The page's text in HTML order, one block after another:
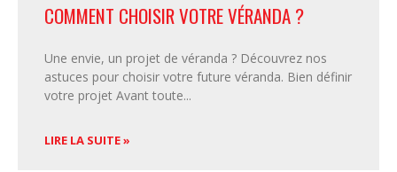
COMMENT CHOISIR VOTRE VÉRANDA ?
Une envie, un projet de véranda ? Découvrez nos
astuces pour choisir votre future véranda. Bien définir
votre projet Avant toute
LIRE LA SUITE »